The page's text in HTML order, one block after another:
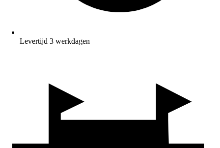
Levertijd 3 werkdagen